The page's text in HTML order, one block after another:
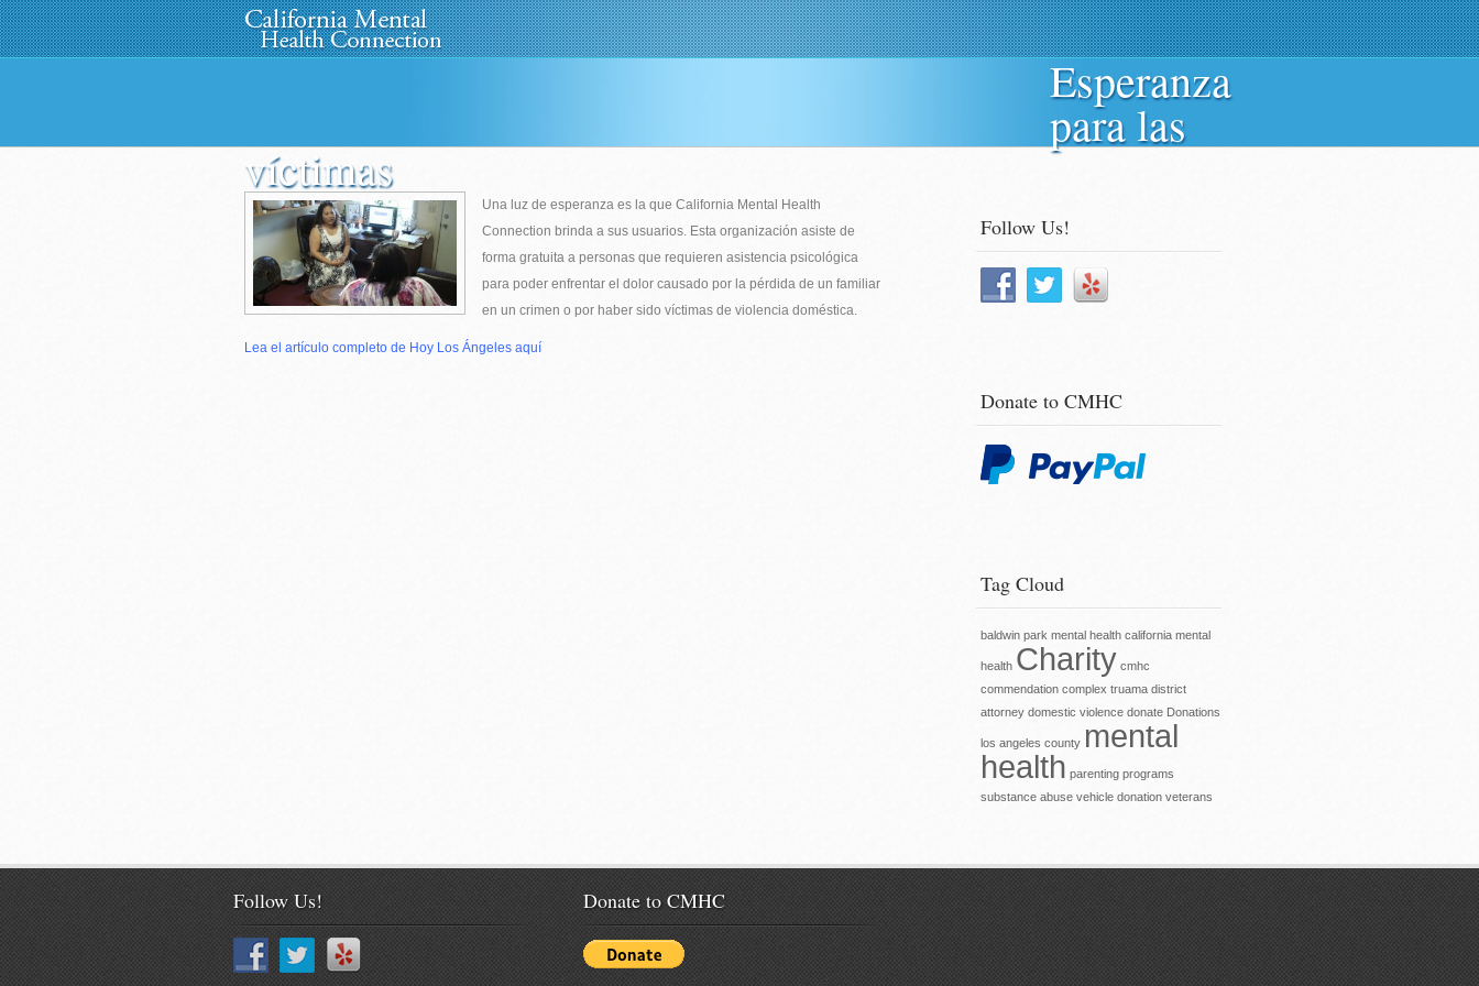
Esperanza
para las
víctimas
Una luz de esperanza es la que California Mental Health
Connection brinda a sus usuarios. Esta organización asiste de
forma gratuita a personas que requieren asistencia psicológica
para poder enfrentar el dolor causado por la pérdida de un familiar
en un crimen o por haber sido víctimas de violencia doméstica.
Lea el artículo completo de Hoy Los Ángeles aquí
Follow Us!
Donate to CMHC
Tag Cloud
baldwin park mental health california mental
health Charity cmhc
commendation complex truama district
attorney domestic violence donate Donations
los angeles county mental
health parenting programs
substance abuse vehicle donation veterans
Follow Us! Donate to CMHC